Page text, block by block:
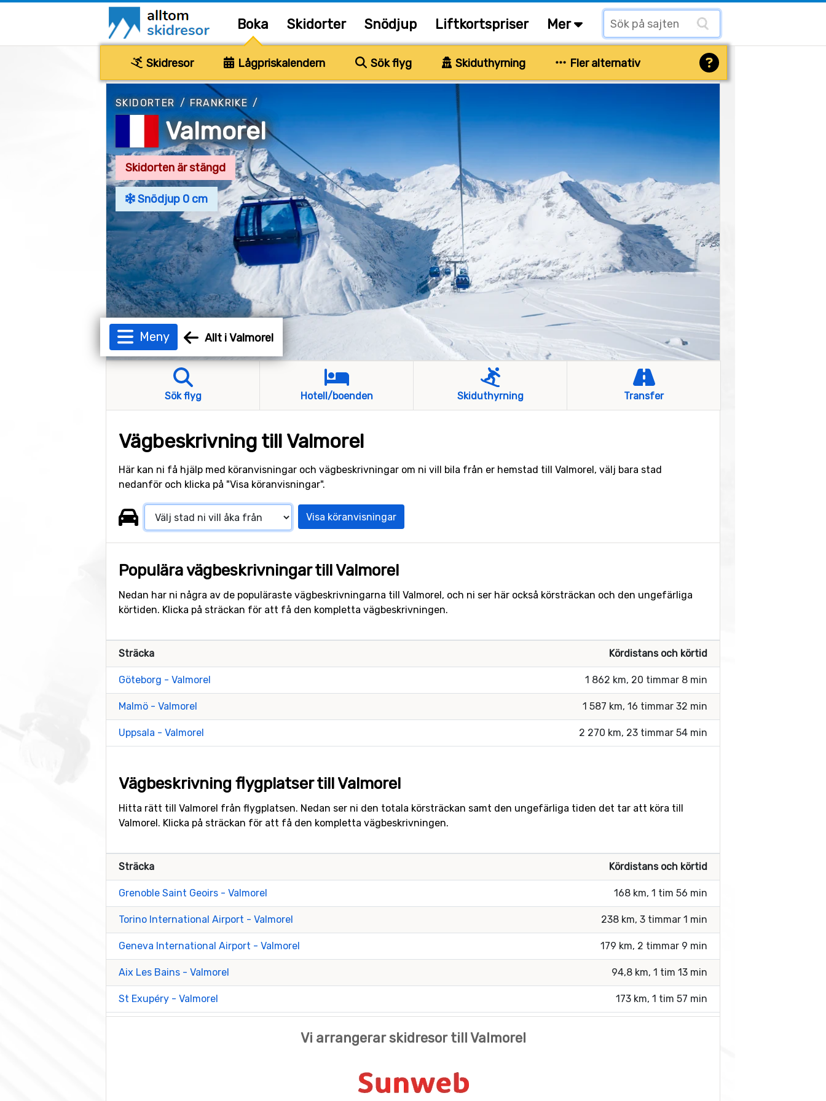
Boka Skidorter Snödjup Liftkortspriser Mer
Skidresor Lågpriskalendern Sök flyg Skiduthyrning Fler alternativ
SKIDORTER / FRANKRIKE /
Valmorel
Skidorten är stängd
Snödjup 0 cm
Meny Allt i Valmorel
Sök flyg Hotell/boenden Skiduthyrning Transfer
Vägbeskrivning till Valmorel
Här kan ni få hjälp med köranvisningar och vägbeskrivningar om ni vill bila från er hemstad till Valmorel, välj bara stad
nedanför och klicka på "Visa köranvisningar".
Visa köranvisningar
Populära vägbeskrivningar till Valmorel
Nedan har ni några av de populäraste vägbeskrivningarna till Valmorel, och ni ser här också körsträckan och den ungefärliga
körtiden. Klicka på sträckan för att få den kompletta vägbeskrivningen.
Sträcka Kördistans och körtid
Göteborg - Valmorel 1 862 km, 20 timmar 8 min
Malmö - Valmorel 1 587 km, 16 timmar 32 min
Uppsala - Valmorel 2 270 km, 23 timmar 54 min
Vägbeskrivning flygplatser till Valmorel
Hitta rätt till Valmorel från flygplatsen. Nedan ser ni den totala körsträckan samt den ungefärliga tiden det tar att köra till
Valmorel. Klicka på sträckan för att få den kompletta vägbeskrivningen.
Sträcka Kördistans och körtid
Grenoble Saint Geoirs - Valmorel 168 km, 1 tim 56 min
Torino International Airport - Valmorel 238 km, 3 timmar 1 min
Geneva International Airport - Valmorel 179 km, 2 timmar 9 min
Aix Les Bains - Valmorel 94,8 km, 1 tim 13 min
St Exupéry - Valmorel 173 km, 1 tim 57 min
Vi arrangerar skidresor till Valmorel